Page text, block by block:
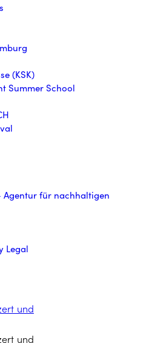
(KSK)
Summer School
Agentur für nachhaltigen
Legal